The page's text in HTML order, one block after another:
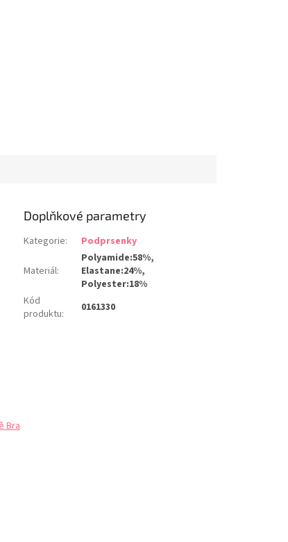
Bra
Doplňkové parametry
Kategorie: Podprsenky
Materiál:
Polyamide:58%,
Elastane:24%,
Polyester:18%
Kód
produktu: 0161330